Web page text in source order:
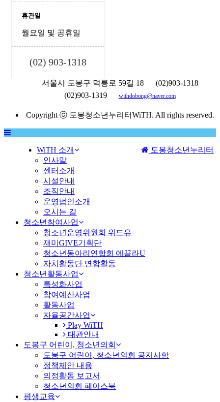
휴관일
월요일 및 공휴일
(02) 903-1318
서울시 도봉구 덕릉로 59길 18
(02)903-1318
(02)903-1319
withdobong@naver.com
Copyright ⓒ 도봉청소년누리터WiTH. All rights reserved.
MENU
도봉청소년누리터
WiTH 소개
인사말
센터소개
시설안내
조직안내
운영법인소개
오시는 길
청소년참여사업
청소년운영위원회 위드유
재미GIVE기획단
청소년동아리연합회 에끌라U
자치활동단 연합활동
청소년활동사업
특성화사업
참여예산사업
활동사업
자율공간사업
Play WiTH
대관안내
도봉구 어린이, 청소년의회
도봉구 어린이, 청소년의회 공지사항
정책제안 내용
의정활동 보고서
청소년의회 페이스북
평생교육